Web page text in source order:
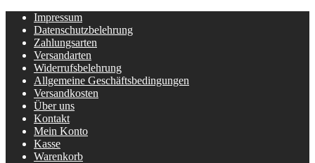
Impressum
Datenschutzbelehrung
Zahlungsarten
Versandarten
Widerrufsbelehrung
Allgemeine Geschäftsbedingungen
Versandkosten
Über uns
Kontakt
Mein Konto
Kasse
Warenkorb